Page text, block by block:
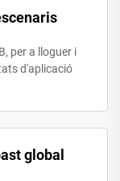
per a lloguer i
d'aplicació
global